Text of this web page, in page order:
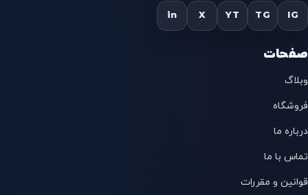
IG
TG
YT
X
in
صفحات
وبلاگ
فروشگاه
درباره ما
تماس با ما
قوانین و مقررات